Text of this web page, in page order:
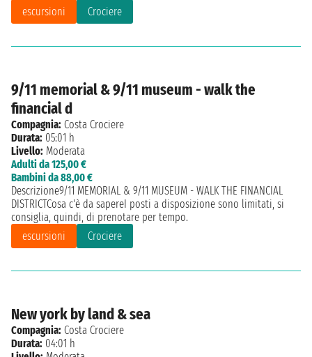
escursioni
Crociere
9/11 memorial & 9/11 museum - walk the
financial d
Compagnia: Costa Crociere
Durata: 05:01 h
Livello: Moderata
Adulti da 125,00 €
Bambini da 88,00 €
Descrizione9/11 MEMORIAL & 9/11 MUSEUM - WALK THE FINANCIAL
DISTRICTCosa c'è da sapereI posti a disposizione sono limitati, si
consiglia, quindi, di prenotare per tempo.
escursioni
Crociere
New york by land & sea
Compagnia: Costa Crociere
Durata: 04:01 h